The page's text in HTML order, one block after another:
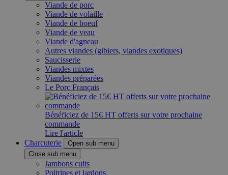
Viande de porc
Viande de volaille
Viande de boeuf
Viande de veau
Viande d'agneau
Autres viandes (gibiers, viandes exotiques)
Saucisserie
Viandes mixtes
Viandes préparées
Le Porc Français
Bénéficiez de 15€ HT offerts sur votre prochaine
commande
Lire l'article
Charcuterie
Open sub menu
Close sub menu
Jambons cuits
Poitrines et lardons